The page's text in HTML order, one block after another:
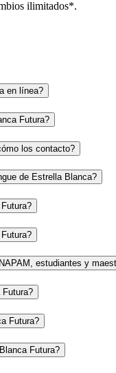
ilimitados*.
en línea?
Futura?
los contacto?
de Estrella Blanca?
estudiantes y
Futura?
Futura?